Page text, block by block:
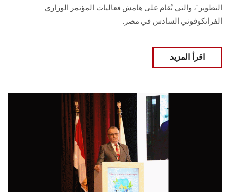
التطوير"، والتي تُقام على هامش فعاليات المؤتمر الوزاري
الفرانكوفوني السادس في مصر.
اقرأ المزيد